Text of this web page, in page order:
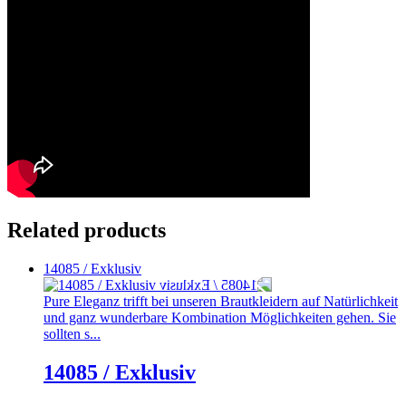
Related products
14085 / Exklusiv
Pure Eleganz trifft bei unseren Brautkleidern auf Natürlichkeit
und ganz wunderbare Kombination Möglichkeiten gehen. Sie
sollten s...
14085 / Exklusiv